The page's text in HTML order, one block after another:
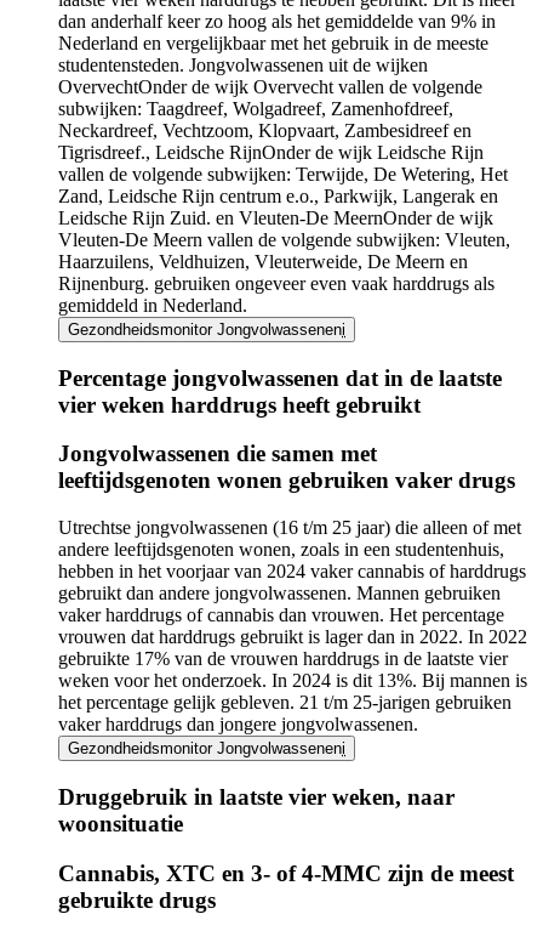
dan anderhalf keer zo hoog als het gemiddelde van 9% in
Nederland en vergelijkbaar met het gebruik in de meeste
studentensteden. Jongvolwassenen uit de wijken
OvervechtOnder de wijk Overvecht vallen de volgende
subwijken: Taagdreef, Wolgadreef, Zamenhofdreef,
Neckardreef, Vechtzoom, Klopvaart, Zambesidreef en
Tigrisdreef., Leidsche RijnOnder de wijk Leidsche Rijn
vallen de volgende subwijken: Terwijde, De Wetering, Het
Zand, Leidsche Rijn centrum e.o., Parkwijk, Langerak en
Leidsche Rijn Zuid. en Vleuten-De MeernOnder de wijk
Vleuten-De Meern vallen de volgende subwijken: Vleuten,
Haarzuilens, Veldhuizen, Vleuterweide, De Meern en
Rijnenburg. gebruiken ongeveer even vaak harddrugs als
gemiddeld in Nederland.
Gezondheidsmonitor Jongvolwasseneni
Percentage jongvolwassenen dat in de laatste
vier weken harddrugs heeft gebruikt
Infogram
URL
Jongvolwassenen die samen met
leeftijdsgenoten wonen gebruiken vaker drugs
Utrechtse jongvolwassenen (16 t/m 25 jaar) die alleen of met
andere leeftijdsgenoten wonen, zoals in een studentenhuis,
hebben in het voorjaar van 2024 vaker cannabis of harddrugs
gebruikt dan andere jongvolwassenen. Mannen gebruiken
vaker harddrugs of cannabis dan vrouwen. Het percentage
vrouwen dat harddrugs gebruikt is lager dan in 2022. In 2022
gebruikte 17% van de vrouwen harddrugs in de laatste vier
weken voor het onderzoek. In 2024 is dit 13%. Bij mannen is
het percentage gelijk gebleven. 21 t/m 25-jarigen gebruiken
vaker harddrugs dan jongere jongvolwassenen.
Gezondheidsmonitor Jongvolwasseneni
Druggebruik in laatste vier weken, naar
woonsituatie
Infogram
URL
Cannabis, XTC en 3- of 4-MMC zijn de meest
gebruikte drugs